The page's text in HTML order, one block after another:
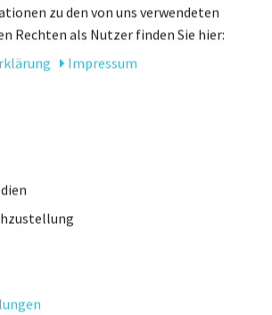
(1-3Werktage)
zu den von uns verwendeten
Rechten als Nutzer finden Sie hier:
Impressum